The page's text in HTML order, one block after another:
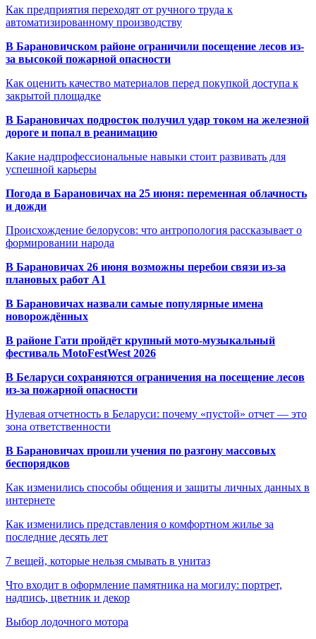
Как предприятия переходят от ручного труда к
автоматизированному производству
В Барановичском районе ограничили посещение лесов из-
за высокой пожарной опасности
Как оценить качество материалов перед покупкой доступа к
закрытой площадке
В Барановичах подросток получил удар током на железной
дороге и попал в реанимацию
Какие надпрофессиональные навыки стоит развивать для
успешной карьеры
Погода в Барановичах на 25 июня: переменная облачность
и дожди
Происхождение белорусов: что антропология рассказывает о
формировании народа
В Барановичах 26 июня возможны перебои связи из-за
плановых работ A1
В Барановичах назвали самые популярные имена
новорождённых
В районе Гати пройдёт крупный мото-музыкальный
фестиваль MotoFestWest 2026
В Беларуси сохраняются ограничения на посещение лесов
из-за пожарной опасности
Нулевая отчетность в Беларуси: почему «пустой» отчет — это
зона ответственности
В Барановичах прошли учения по разгону массовых
беспорядков
Как изменились способы общения и защиты личных данных в
интернете
Как изменились представления о комфортном жилье за
последние десять лет
7 вещей, которые нельзя смывать в унитаз
Что входит в оформление памятника на могилу: портрет,
надпись, цветник и декор
Выбор лодочного мотора